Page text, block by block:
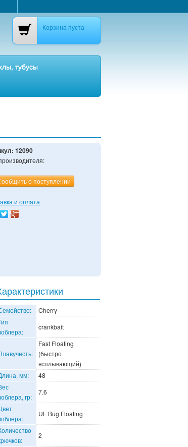
Корзина пуста
тубусы
12090
о поступлении
и оплата
Cherry
crankbait
Fast Floating
(быстро
всплывающий)
мм:
48
гр:
7.6
UL Bug Floating
2